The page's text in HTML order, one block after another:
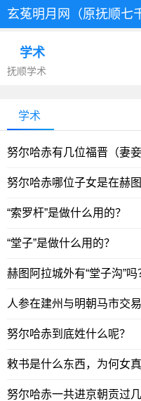
玄菟明月网（原抚顺七
学术
抚顺学术
学术
努尔哈赤有几位福晋（妻妾
努尔哈赤哪位子女是在赫
“索罗杆”是做什么用的？
“堂子”是做什么用的？
赫图阿拉城外有“堂子沟”吗
人参在建州与明朝马市交
努尔哈赤到底姓什么呢？
敕书是什么东西，为何女
努尔哈赤一共进京朝贡过几